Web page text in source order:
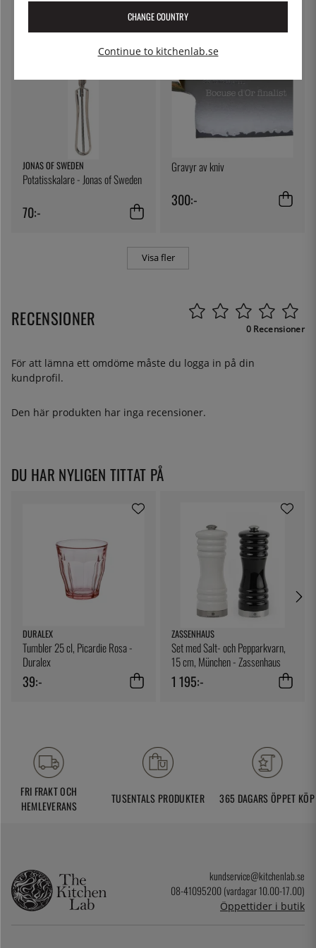
JONAS OF SWEDEN
Potatisskalare - Jonas of Sweden
70:-
Gravyr av kniv
300:-
Visa fler
RECENSIONER 0 Recensioner
För att lämna ett omdöme måste du logga in på din
kundprofil.
Den här produkten har inga recensioner.
DU HAR NYLIGEN TITTAT PÅ
DURALEX
Tumbler 25 cl, Picardie Rosa -
Duralex
39:-
ZASSENHAUS
Set med Salt- och Pepparkvarn,
15 cm, München - Zassenhaus
1 195:-
FRI FRAKT OCH
HEMLEVERANS
TUSENTALS PRODUKTER 365 DAGARS ÖPPET KÖP
kundservice@kitchenlab.se
08-41095200 (vardagar 10.00-17.00)
Öppettider i butik
CHANGE COUNTRY
Continue to kitchenlab.se